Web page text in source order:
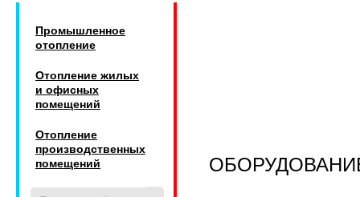
Промышленное
отопление
Отопление жилых
и офисных
помещений
Отопление
производственных
помещений